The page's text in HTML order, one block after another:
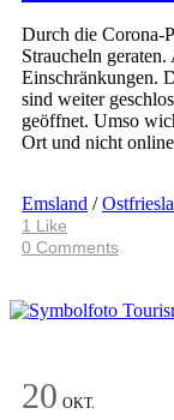
Durch die Corona-
Straucheln
Einschränkungen.
sind weiter
geöffnet. Umso
Ort und nicht
Emsland /
1 Like
0 Comments
20 OKT.